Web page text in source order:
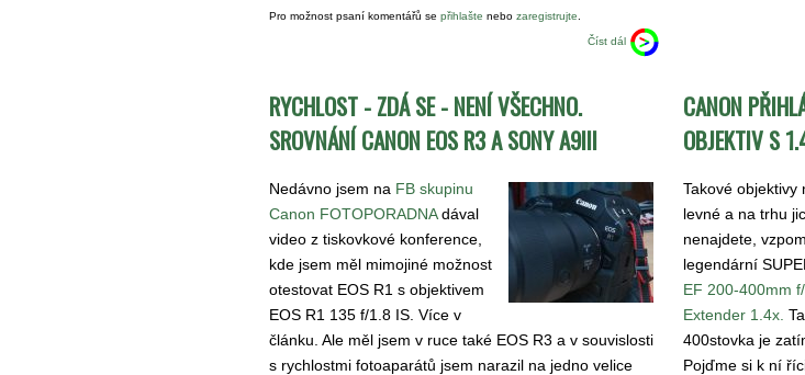
Pro možnost psaní komentářů se přihlašte nebo zaregistrujte
Číst dál
RYCHLOST - ZDÁ SE - NENÍ VŠECHNO.
SROVNÁNÍ CANON EOS R3 A SONY A9III
Nedávno jsem na FB skupinu
Canon FOTOPORADNAdával
video z tiskovkové konference,
kde jsem měl mimojiné možnost
otestovat EOS R1 s objektivem
EOS R1 135 f/1.8 IS. Více v
článku. Ale měl jsem v ruce také EOS R3 a v souvislosti
s rychlostmi fotoaparátů jsem narazil na jedno velice
CANON
OBJEKTIV S
Takové objektivy
levné a na trhu
nenajdete,
legendární
EF 200-400mm
Extender 1.4x.
400stovka je
Pojďme si k ní